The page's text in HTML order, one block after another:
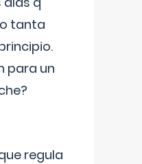
tanta
para un
regula